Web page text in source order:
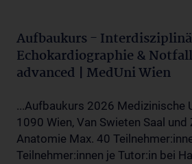
Aufbaukurs -
Echokardiographie &
advanced | MedUni Wien
...Aufbaukurs 2026 Medizinische
1090 Wien, Van Swieten Saal
Anatomie Max. 40
Teilnehmer:innen je Tutor:in bei